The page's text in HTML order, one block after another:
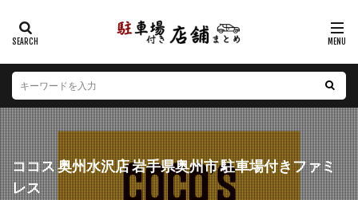
ココス 奥州水沢店 岩手県奥州市 駐車場付きファミ
レス
カテゴリー
エリア
北海道 青森県 岩手県 宮城県
秋田県
山形県
福島県 茨城県 栃木県
群馬県
埼玉県
千葉県 東京都 神奈川県
新潟県
山梨県
長野県 富山県 石川県
福井県